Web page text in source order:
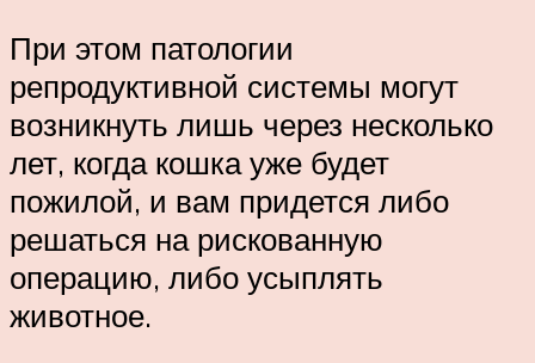
При этом патологии
репродуктивной системы могут
возникнуть лишь через несколько
лет, когда кошка уже будет
пожилой, и вам придется либо
решаться на рискованную
операцию, либо усыплять
животное.